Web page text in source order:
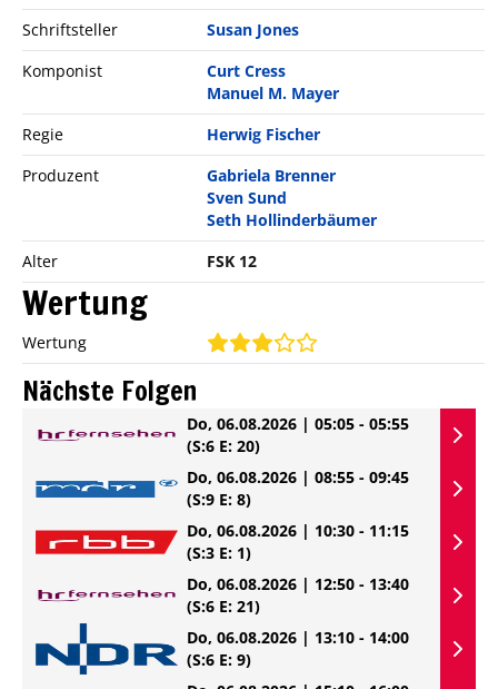
Schriftsteller
Susan Jones
Komponist
Curt Cress
Manuel M. Mayer
Regie
Herwig Fischer
Produzent
Gabriela Brenner
Sven Sund
Seth Hollinderbäumer
Alter
FSK 12
Wertung
Wertung
Nächste Folgen
Do, 06.08.2026 | 05:05 - 05:55
(S:6 E: 20)
Do, 06.08.2026 | 08:55 - 09:45
(S:9 E: 8)
Do, 06.08.2026 | 10:30 - 11:15
(S:3 E: 1)
Do, 06.08.2026 | 12:50 - 13:40
(S:6 E: 21)
Do, 06.08.2026 | 13:10 - 14:00
(S:6 E: 9)